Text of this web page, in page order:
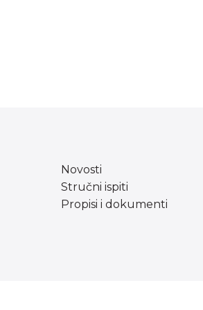
Novosti
Stručni ispiti
Propisi i dokumenti